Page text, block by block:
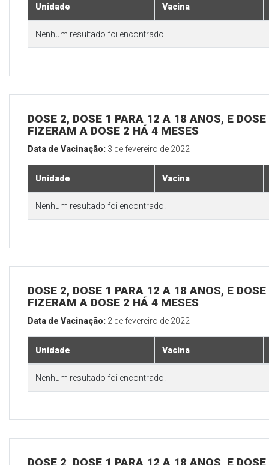
Unidade Vacina
Nenhum resultado foi encontrado.
DOSE 2, DOSE 1 PARA 12 A 18 ANOS, E
FIZERAM A DOSE 2 HÁ 4 MESES
Data de Vacinação: 3 de fevereiro de 2022
Unidade Vacina
Nenhum resultado foi encontrado.
DOSE 2, DOSE 1 PARA 12 A 18 ANOS, E
FIZERAM A DOSE 2 HÁ 4 MESES
Data de Vacinação: 2 de fevereiro de 2022
Unidade Vacina
Nenhum resultado foi encontrado.